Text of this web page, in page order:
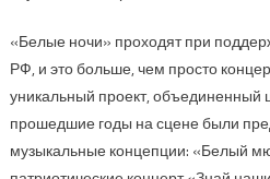
«Белые ночи» проходят при
РФ, и это больше, чем просто
уникальный проект, объединенный
прошедшие годы на сцене были
музыкальные концепции: «Белый